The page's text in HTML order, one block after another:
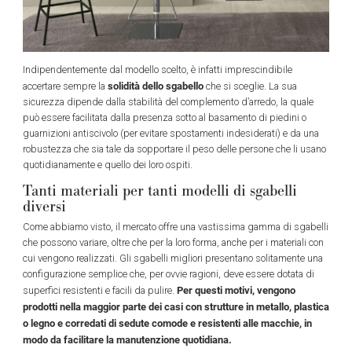
Indipendentemente dal modello scelto, è infatti imprescindibile
accertare sempre la solidità dello sgabelloche si sceglie. La sua
sicurezza dipende dalla stabilità del complemento d’arredo, la quale
può essere facilitata dalla presenza sotto al basamento di piedini o
guarnizioni antiscivolo (per evitare spostamenti indesiderati) e da una
robustezza che sia tale da sopportare il peso delle persone che li usano
quotidianamente e quello dei loro ospiti.
Tanti materiali per tanti modelli di sgabelli
diversi
Come abbiamo visto, il mercato offre una vastissima gamma di sgabelli
che possono variare, oltre che per la loro forma, anche per i materiali con
cui vengono realizzati. Gli sgabelli migliori presentano solitamente una
configurazione semplice che, per ovvie ragioni, deve essere dotata di
superfici resistenti e facili da pulire. Per questi motivi, vengono
prodotti nella maggior parte dei casi con strutture in metallo, plastica
o legno e corredati di sedute comode e resistenti alle macchie, in
modo da facilitare la manutenzione quotidiana.